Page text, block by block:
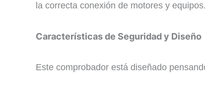
la correcta conexión de motores y equipos.
​Características de Seguridad y Diseño
​Este comprobador está diseñado